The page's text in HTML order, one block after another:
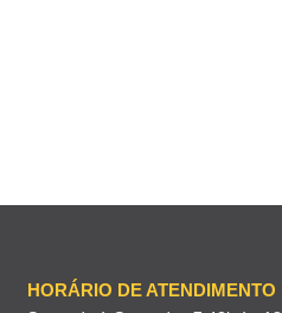
HORÁRIO DE ATENDIMENTO